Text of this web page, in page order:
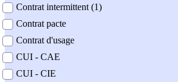
Contrat intermittent (1)
Contrat pacte
Contrat d'usage
CUI - CAE
CUI - CIE